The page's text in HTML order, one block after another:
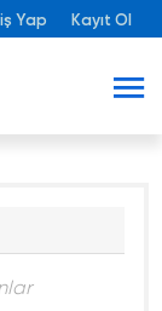
Yap Kayıt Ol